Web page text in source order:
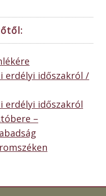
erdélyi időszakról /
erdélyi időszakról
–